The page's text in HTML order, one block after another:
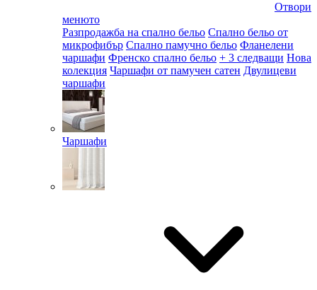
Отвори
менюто
Разпродажба на спално бельо Спално бельо от
микрофибър Спално памучно бельо Фланелени
чаршафи Френско спално бельо + 3 следващи Нова
колекция Чаршафи от памучен сатен Двулицеви
чаршафи
Чаршафи